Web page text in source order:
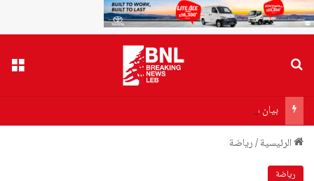
بيان من أهالي ضحايا مرفأ بيروت إلى وزير الصحة…هذا ما جاء فيه!
الرئيسية/رياضة
رياضة